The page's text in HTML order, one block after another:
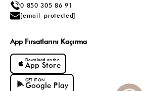
0 850 305 86 91
[email protected]
App Fırsatlarını Kaçırma
Download on the
App Store
GET IT ON
Google Play